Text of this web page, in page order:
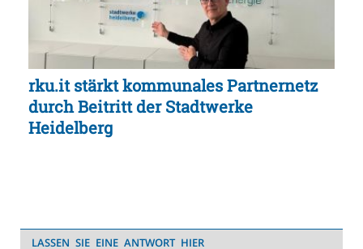
rku.it stärkt kommunales Partnernetz
durch Beitritt der Stadtwerke
Heidelberg
LASSEN SIE EINE ANTWORT HIER